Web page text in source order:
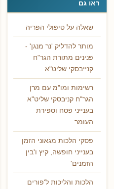
ראו גם
שאלה על טיפולי הפריה
מותר להדליק 'נר מנגן' -
פנינים מתורת הגר"ח
קנייבסקי שליט"א
רשימות ומו"מ עם מרן
הגר"ח קניבסקי שליט"א
בענייני פסח וספירת
העומר
פסקי הלכות מגאוני הזמן
בענייני חופשה, קיץ ו'בין
הזמנים'
הלכות והליכות ל'פורים